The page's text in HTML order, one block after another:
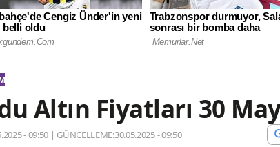
Altın Fiyatları 30
- 09:50 | GÜNCELLEME:30.05.2025 - 09:50